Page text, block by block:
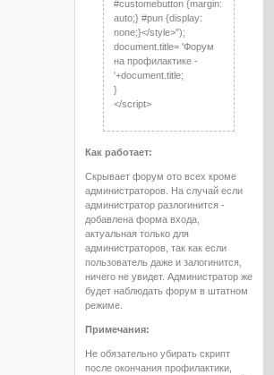
#customebutton {margin:
auto;} #pun {display:
none;}</style>");
document.title= 'Форум
на профилактике -
'+document.title;
}
</script>
Как работает:
Скрывает форум ото всех кроме
администраторов. На случай если
администратор разлогинится -
добавлена форма входа,
актуальная только для
администраторов, так как если
пользователь даже и залогинится,
ничего не увидет. Администратор же
будет наблюдать форум в штатном
режиме.
Примечания:
Не обязательно убирать скрипт
после окончания профилактики,